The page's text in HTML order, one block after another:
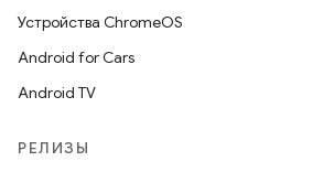
Устройства ChromeOS
Android for Cars
Android TV
РЕЛИЗЫ